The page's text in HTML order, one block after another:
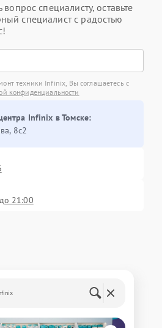
вопрос специалисту, оставьте
специалист с радостью
техники Infinix, Вы соглашаетесь с
конфиденциальности
Infinix в Томске:
8с2
21:00